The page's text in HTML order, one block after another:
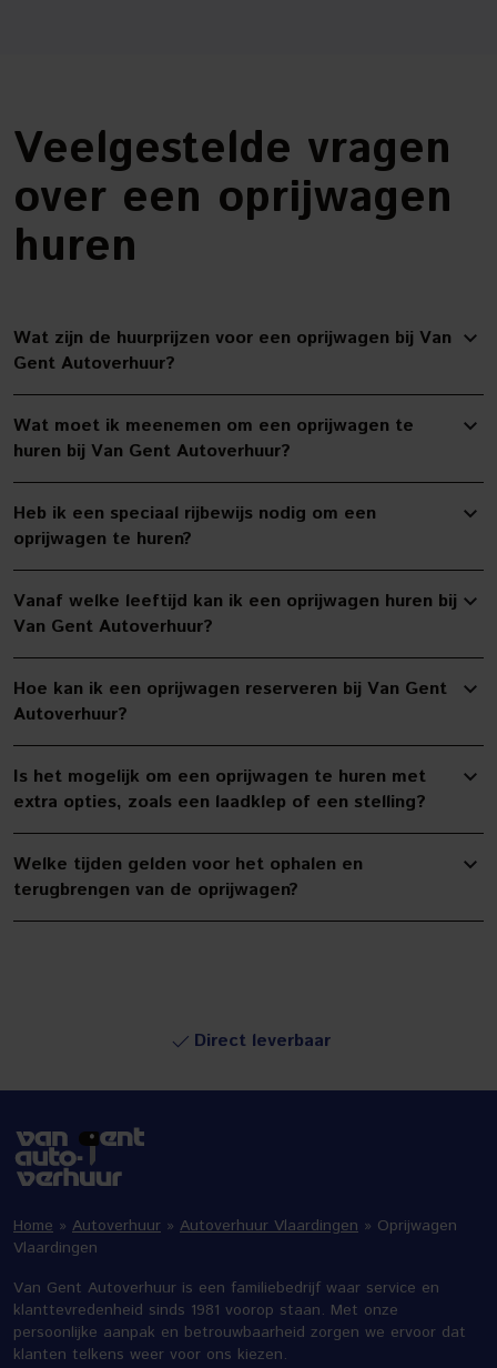
Veelgestelde vragen
over een oprijwagen
huren
Wat zijn de huurprijzen voor een oprijwagen bij Van
Gent Autoverhuur?
Wat moet ik meenemen om een oprijwagen te
huren bij Van Gent Autoverhuur?
Heb ik een speciaal rijbewijs nodig om een
oprijwagen te huren?
Vanaf welke leeftijd kan ik een oprijwagen huren bij
Van Gent Autoverhuur?
Hoe kan ik een oprijwagen reserveren bij Van Gent
Autoverhuur?
Is het mogelijk om een oprijwagen te huren met
extra opties, zoals een laadklep of een stelling?
Welke tijden gelden voor het ophalen en
terugbrengen van de oprijwagen?
Direct leverbaar
Home » Autoverhuur » Autoverhuur Vlaardingen » Oprijwagen
Vlaardingen
Van Gent Autoverhuur is een familiebedrijf waar service en
klanttevredenheid sinds 1981 voorop staan. Met onze
persoonlijke aanpak en betrouwbaarheid zorgen we ervoor dat
klanten telkens weer voor ons kiezen.